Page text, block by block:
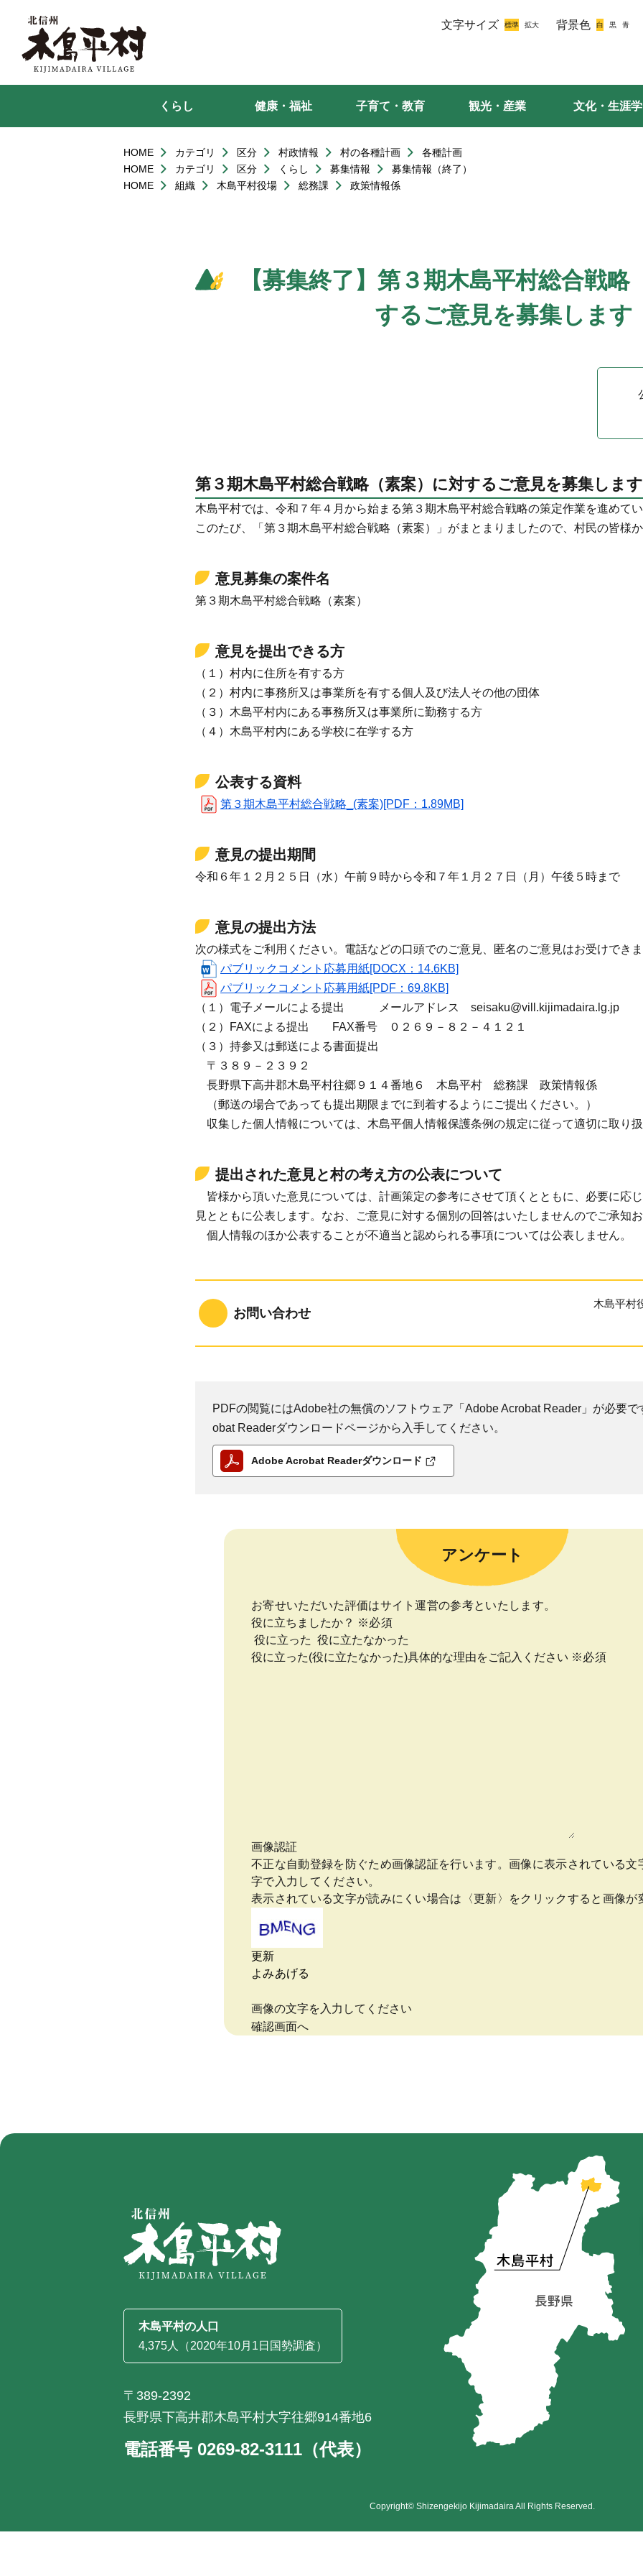
文字サイズ 背景色
くらし 健康・福祉 子育て・教育 観光・産業 文化・生涯
HOME カテゴリ 区分 村政情報 村の各種計画
各種計画
HOME
カテゴリ 区分 くらし 募集情報
募集情報（終了）
HOME
組織 木島平村役場 総務課 政策情報係
【募集終了】第３期木島平村総合戦略
するご意見を募集します
第３期木島平村総合戦略（素案）に対するご意見を募集し
木島平村では、令和７年４月から始まる第３期木島平村総合戦略の策定作業を進めて
このたび、「第３期木島平村総合戦略（素案）」がまとまりましたので、村民の皆様
意見募集の案件名
第３期木島平村総合戦略（素案）
意見を提出できる方
（１）村内に住所を有する方
（２）村内に事務所又は事業所を有する個人及び法人その他の団体
（３）木島平村内にある事務所又は事業所に勤務する方
（４）木島平村内にある学校に在学する方
公表する資料
第３期木島平村総合戦略_(素案)[PDF：1.89MB]
意見の提出期間
令和６年１２月２５日（水）午前９時から令和７年１月２７日（月）午後５時まで
意見の提出方法
次の様式をご利用ください。電話などの口頭でのご意見、匿名のご意見はお受けでき
パブリックコメント応募用紙[DOCX：14.6KB]
パブリックコメント応募用紙[PDF：69.8KB]
（１）電子メールによる提出 メールアドレス seisaku@vill.kijimadaira.lg.jp
（２）FAXによる提出 FAX番号 ０２６９－８２－４１２１
（３）持参又は郵送による書面提出
〒３８９－２３９２
長野県下高井郡木島平村往郷９１４番地６ 木島平村 総務課 政策情報係
（郵送の場合であっても提出期限までに到着するようにご提出ください。）
収集した個人情報については、木島平個人情報保護条例の規定に従って適切に取り
提出された意見と村の考え方の公表について
皆様から頂いた意見については、計画策定の参考にさせて頂くとともに、必要に応
見とともに公表します。なお、ご意見に対する個別の回答はいたしませんのでご承知
個人情報のほか公表することが不適当と認められる事項については公表しません。
お問い合わせ
木島平
PDFの閲覧にはAdobe社の無償のソフトウェア「Adobe Acrobat Reader」が必要で
obat Readerダウンロードページから入手してください。
Adobe Acrobat Readerダウンロード
アンケート
木島平村の人口
4,375人（2020年10月1日国勢調査）
〒389-2392
長野県下高井郡木島平村大字往郷914番地6
電話番号 0269-82-3111（代表）
Copyright© Shizengekijo Kijimadaira All Rights Reserved.